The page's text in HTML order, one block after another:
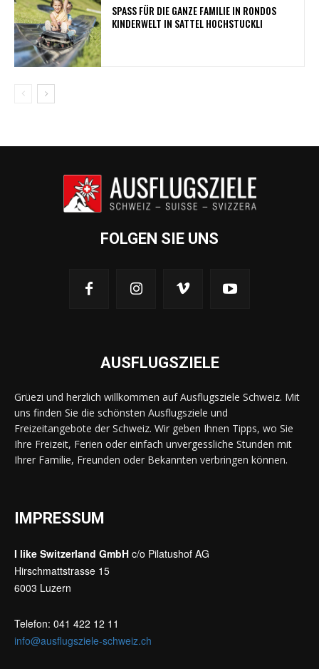
SPASS FÜR DIE GANZE FAMILIE IN RONDOS
KINDERWELT IN SATTEL HOCHSTUCKLI
FOLGEN SIE UNS
AUSFLUGSZIELE
Grüezi und herzlich willkommen auf Ausflugsziele Schweiz. Mit
uns finden Sie die schönsten Ausflugsziele und
Freizeitangebote der Schweiz. Wir geben Ihnen Tipps, wo Sie
Ihre Freizeit, Ferien oder einfach unvergessliche Stunden mit
Ihrer Familie, Freunden oder Bekannten verbringen können.
IMPRESSUM
I like Switzerland GmbH c/o Pilatushof AG
Hirschmattstrasse 15
6003 Luzern
Telefon: 041 422 12 11
info@ausflugsziele-schweiz.ch